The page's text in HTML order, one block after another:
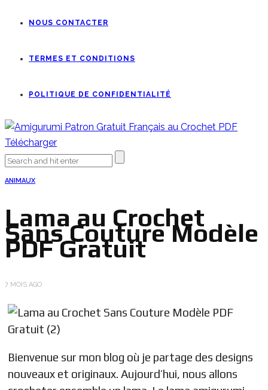
NOUS CONTACTER
TERMES ET CONDITIONS
POLITIQUE DE CONFIDENTIALITÉ
ANIMAUX
Lama au Crochet
Sans Couture Modèle
PDF Gratuit
7 MOIS AGO
Bienvenue sur mon blog où je partage des designs
nouveaux et originaux. Aujourd’hui, nous allons